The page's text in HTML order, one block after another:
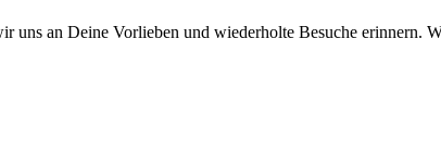
uns an Deine Vorlieben und wiederholte Besuche erinnern.